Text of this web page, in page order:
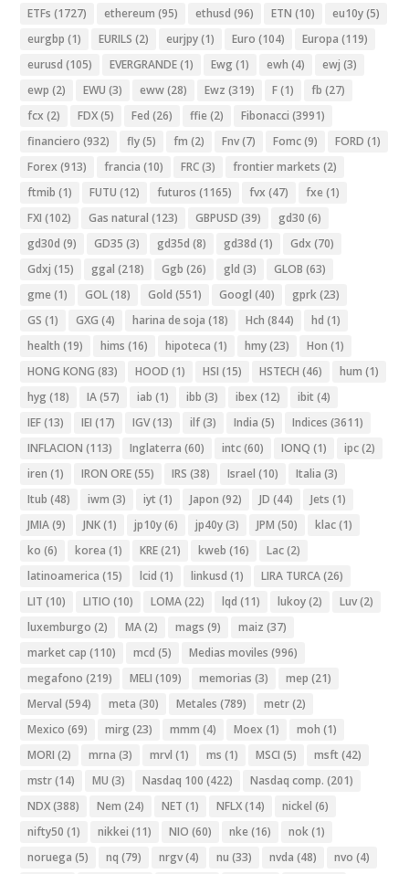
ETFs (1727) ethereum (95) ethusd (96) ETN (10) eu10y(5)
eurgbp (1) EURILS (2) eurjpy(1) Euro (104) Europa (119)
eurusd (105) EVERGRANDE(1) Ewg (1) ewh (4) ewj (3)
ewp (2) EWU (3) eww(28) Ewz (319) F(1) fb (27)
fcx (2) FDX(5) Fed (26) ffie (2) Fibonacci (3991)
financiero (932) fly(5) fm (2) Fnv(7) Fomc(9) FORD (1)
Forex (913) francia (10) FRC(3) frontier markets (2)
ftmib (1) FUTU (12) futuros (1165) fvx (47) fxe (1)
FXI (102) Gas natural (123) GBPUSD (39) gd30 (6)
gd30d (9) GD35 (3) gd35d (8) gd38d (1) Gdx (70)
Gdxj (15) ggal (218) Ggb (26) gld (3) GLOB (63)
gme (1) GOL(18) Gold (551) Googl (40) gprk(23)
GS (1) GXG (4) harina de soja (18) Hch (844) hd (1)
health (19) hims (16) hipoteca (1) hmy(23) Hon (1)
HONG KONG (83) HOOD (1) HSI (15) HSTECH (46) hum (1)
hyg (18) IA(57) iab (1) ibb (3) ibex (12) ibit (4)
IEF(13) IEI (17) IGV(13) ilf(3) India (5) Indices (3611)
INFLACION (113) Inglaterra (60) intc(60) IONQ (1) ipc(2)
iren (1) IRON ORE(55) IRS (38) Israel (10) Italia (3)
Itub (48) iwm (3) iyt (1) Japon (92) JD (44) Jets (1)
JMIA(9) JNK(1) jp10y(6) jp40y(3) JPM (50) klac(1)
ko (6) korea (1) KRE(21) kweb (16) Lac(2)
latinoamerica (15) lcid (1) linkusd (1) LIRA TURCA(26)
LIT (10) LITIO (10) LOMA(22) lqd (11) lukoy(2) Luv(2)
luxemburgo (2) MA(2) mags (9) maiz (37)
market cap (110) mcd (5) Medias moviles (996)
megafono (219) MELI (109) memorias (3) mep (21)
Merval (594) meta (30) Metales (789) metr(2)
Mexico (69) mirg (23) mmm (4) Moex (1) moh (1)
MORI (2) mrna (3) mrvl (1) ms (1) MSCI (5) msft (42)
mstr(14) MU (3) Nasdaq 100 (422) Nasdaq comp. (201)
NDX(388) Nem (24) NET (1) NFLX(14) nickel (6)
nifty50 (1) nikkei (11) NIO (60) nke (16) nok(1)
noruega (5) nq (79) nrgv(4) nu (33) nvda (48) nvo (4)